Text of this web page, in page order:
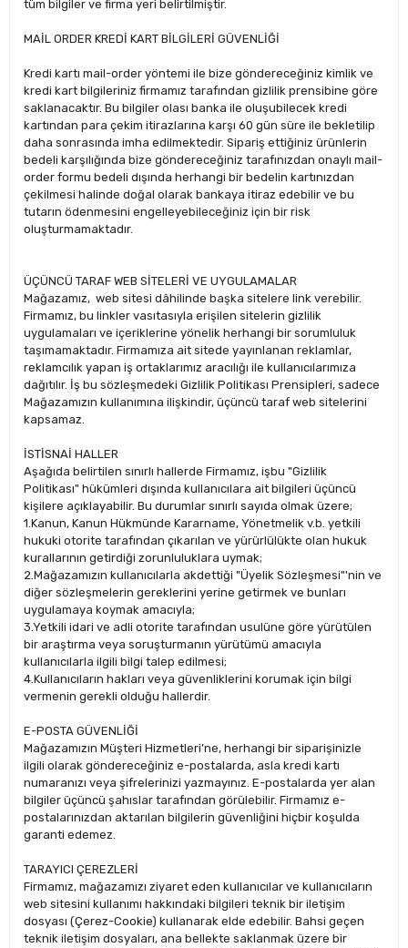
tüm bilgiler ve firma yeri belirtilmiştir.
MAİL ORDER KREDİ KART BİLGİLERİ GÜVENLİĞİ
Kredi kartı mail-order yöntemi ile bize göndereceğiniz kimlik ve
kredi kart bilgileriniz firmamız tarafından gizlilik prensibine göre
saklanacaktır. Bu bilgiler olası banka ile oluşubilecek kredi
kartından para çekim itirazlarına karşı 60 gün süre ile bekletilip
daha sonrasında imha edilmektedir. Sipariş ettiğiniz ürünlerin
bedeli karşılığında bize göndereceğiniz tarafınızdan onaylı mail-
order formu bedeli dışında herhangi bir bedelin kartınızdan
çekilmesi halinde doğal olarak bankaya itiraz edebilir ve bu
tutarın ödenmesini engelleyebileceğiniz için bir risk
oluşturmamaktadır.
ÜÇÜNCÜ TARAF WEB SİTELERİ VE UYGULAMALAR
Mağazamız, web sitesi dâhilinde başka sitelere link verebilir.
Firmamız, bu linkler vasıtasıyla erişilen sitelerin gizlilik
uygulamaları ve içeriklerine yönelik herhangi bir sorumluluk
taşımamaktadır. Firmamıza ait sitede yayınlanan reklamlar,
reklamcılık yapan iş ortaklarımız aracılığı ile kullanıcılarımıza
dağıtılır. İş bu sözleşmedeki Gizlilik Politikası Prensipleri, sadece
Mağazamızın kullanımına ilişkindir, üçüncü taraf web sitelerini
kapsamaz.
İSTİSNAİ HALLER
Aşağıda belirtilen sınırlı hallerde Firmamız, işbu "Gizlilik
Politikası" hükümleri dışında kullanıcılara ait bilgileri üçüncü
kişilere açıklayabilir. Bu durumlar sınırlı sayıda olmak üzere;
1.Kanun, Kanun Hükmünde Kararname, Yönetmelik v.b. yetkili
hukuki otorite tarafından çıkarılan ve yürürlülükte olan hukuk
kurallarının getirdiği zorunluluklara uymak;
2.Mağazamızın kullanıcılarla akdettiği "Üyelik Sözleşmesi"'nin ve
diğer sözleşmelerin gereklerini yerine getirmek ve bunları
uygulamaya koymak amacıyla;
3.Yetkili idari ve adli otorite tarafından usulüne göre yürütülen
bir araştırma veya soruşturmanın yürütümü amacıyla
kullanıcılarla ilgili bilgi talep edilmesi;
4.Kullanıcıların hakları veya güvenliklerini korumak için bilgi
vermenin gerekli olduğu hallerdir.
E-POSTA GÜVENLİĞİ
Mağazamızın Müşteri Hizmetleri’ne, herhangi bir siparişinizle
ilgili olarak göndereceğiniz e-postalarda, asla kredi kartı
numaranızı veya şifrelerinizi yazmayınız. E-postalarda yer alan
bilgiler üçüncü şahıslar tarafından görülebilir. Firmamız e-
postalarınızdan aktarılan bilgilerin güvenliğini hiçbir koşulda
garanti edemez.
TARAYICI ÇEREZLERİ
Firmamız, mağazamızı ziyaret eden kullanıcılar ve kullanıcıların
web sitesini kullanımı hakkındaki bilgileri teknik bir iletişim
dosyası (Çerez-Cookie) kullanarak elde edebilir. Bahsi geçen
teknik iletişim dosyaları, ana bellekte saklanmak üzere bir